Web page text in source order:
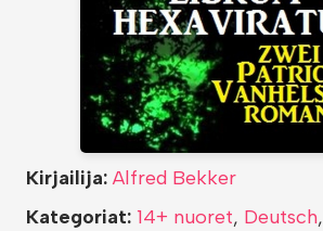
Kirjailija: Alfred Bekker
Kategoriat: 14+ nuoret, Deutsch,